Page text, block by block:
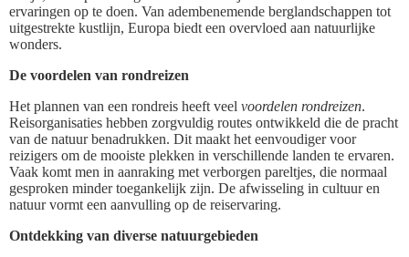
ervaringen op te doen. Van adembenemende berglandschappen tot
uitgestrekte kustlijn, Europa biedt een overvloed aan natuurlijke
wonders.
De voordelen van rondreizen
Het plannen van een rondreis heeft veel voordelen rondreizen.
Reisorganisaties hebben zorgvuldig routes ontwikkeld die de pracht
van de natuur benadrukken. Dit maakt het eenvoudiger voor
reizigers om de mooiste plekken in verschillende landen te ervaren.
Vaak komt men in aanraking met verborgen pareltjes, die normaal
gesproken minder toegankelijk zijn. De afwisseling in cultuur en
natuur vormt een aanvulling op de reiservaring.
Ontdekking van diverse natuurgebieden